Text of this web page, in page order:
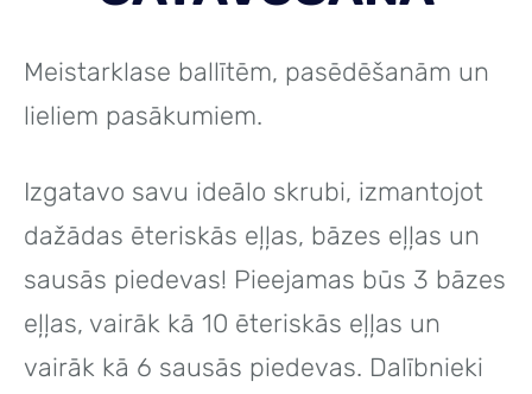
Meistarklase ballītēm, pasēdēšanām un
lieliem pasākumiem.
Izgatavo savu ideālo skrubi, izmantojot
dažādas ēteriskās eļļas, bāzes eļļas un
sausās piedevas! Pieejamas būs 3 bāzes
eļļas, vairāk kā 10 ēteriskās eļļas un
vairāk kā 6 sausās piedevas. Dalībnieki